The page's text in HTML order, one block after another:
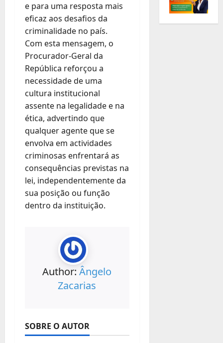
e para uma resposta mais
eficaz aos desafios da
criminalidade no país.
Com esta mensagem, o
Procurador-Geral da
República reforçou a
necessidade de uma
cultura institucional
assente na legalidade e na
ética, advertindo que
qualquer agente que se
envolva em actividades
criminosas enfrentará as
consequências previstas na
lei, independentemente da
sua posição ou função
dentro da instituição.
Author: Ângelo
Zacarias
SOBRE O AUTOR